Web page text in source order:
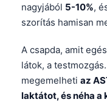
nagyjából 5-10%,
szorítás hamisan
A csapda, amit
látok, a
megemelheti az
laktátot, és néha a